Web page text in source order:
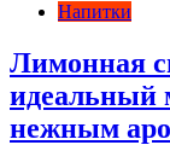
Напитки
Лимонная
идеальный
нежным